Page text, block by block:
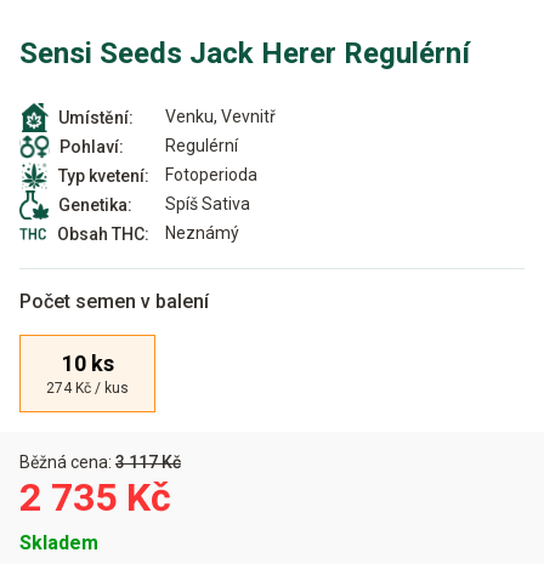
Sensi Seeds Jack Herer Regulérní
Umístění:
Venku, Vevnitř
Pohlaví:
Regulérní
Typ kvetení:
Fotoperioda
Genetika:
Spíš Sativa
Obsah THC:
Neznámý
Počet semen v balení
10 ks
274 Kč / kus
Běžná cena: 3 117 Kč
2 735 Kč
Skladem